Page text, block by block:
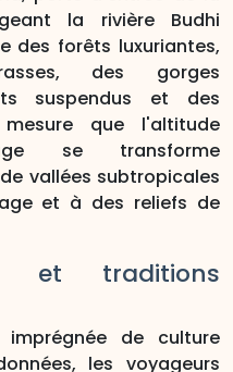
la rivière Budhi
des forêts luxuriantes,
des gorges
suspendus et des
que l'altitude
se transforme
vallées subtropicales
et à des reliefs de
et traditions
de culture
les voyageurs